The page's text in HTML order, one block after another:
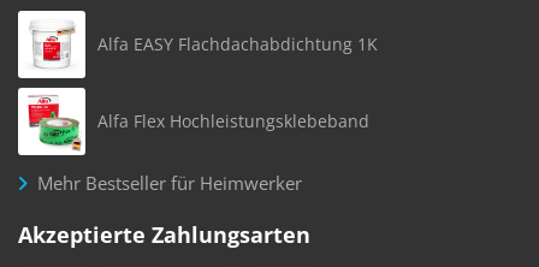
Alfa EASY Flachdachabdichtung 1K
Alfa Flex Hochleistungsklebeband
Mehr Bestseller für Heimwerker
Akzeptierte Zahlungsarten